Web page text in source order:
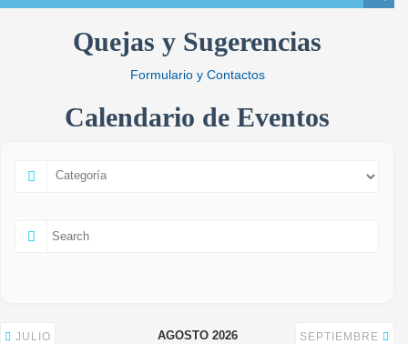
Quejas y Sugerencias
Formulario y Contactos
Calendario de Eventos
JULIO AGOSTO 2026 SEPTIEMBRE